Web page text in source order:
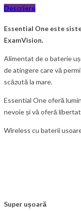
Descriere
Essential One este
ExamVision.
Alimentat de o baterie
de atingere care vă
scăzută la mare.
Essential One oferă
nevoie și vă oferă
Wireless cu baterii
Super ușoară